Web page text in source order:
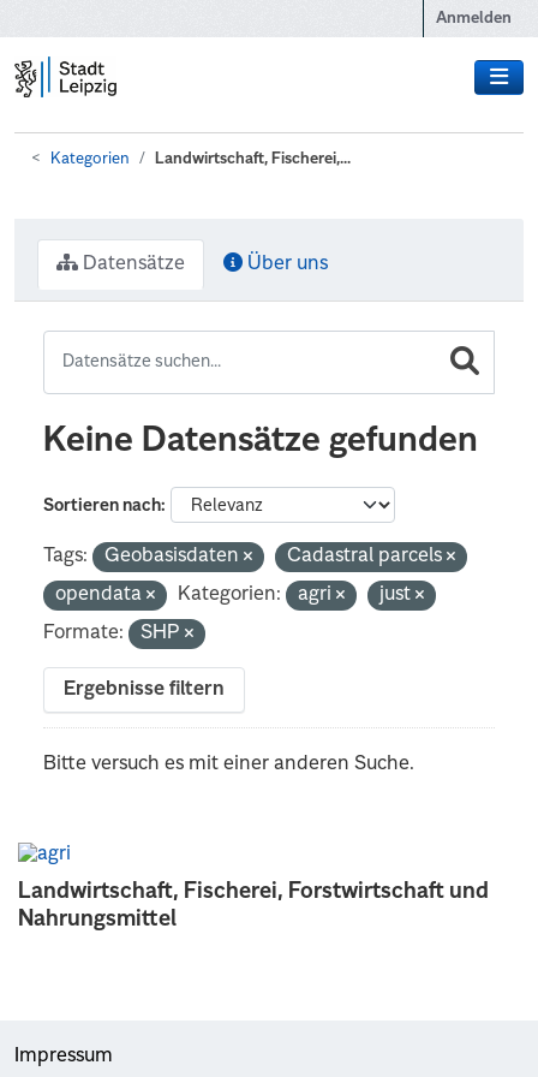
Anmelden
Kategorien Landwirtschaft, Fischerei,...
Landwirtschaft, Fischerei, Forstwirtschaft und
Nahrungsmittel
Datensätze Über uns
Keine Datensätze gefunden
Sortieren nach
Tags: Geobasisdaten
Cadastral parcels
opendata
Kategorien: agri
just
Formate:
SHP
Ergebnisse filtern
Bitte versuch es mit einer anderen Suche.
Impressum